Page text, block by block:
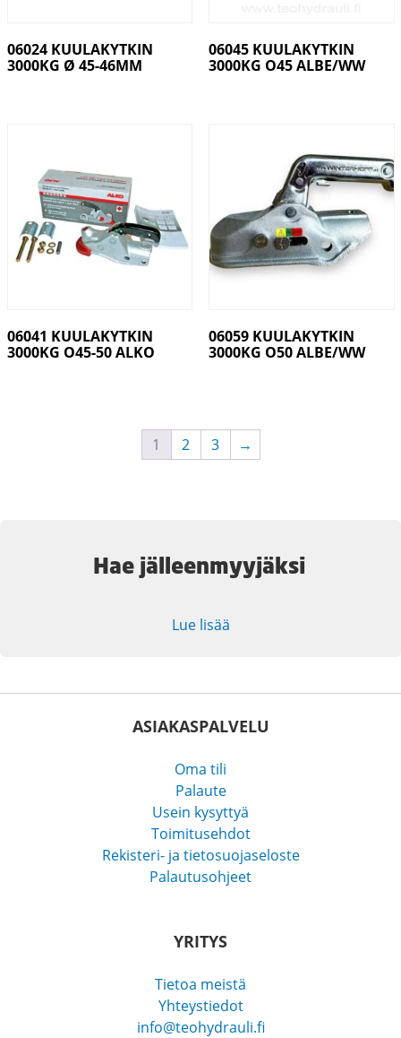
06024 KUULAKYTKIN
3000KG Ø 45-46MM
06045 KUULAKYTKIN
3000KG O45 ALBE/WW
06041 KUULAKYTKIN
3000KG O45-50 ALKO
06059 KUULAKYTKIN
3000KG O50 ALBE/WW
1 2 3 →
Hae jälleenmyyjäksi
Lue lisää
ASIAKASPALVELU
Oma tili
Palaute
Usein kysyttyä
Toimitusehdot
Rekisteri- ja tietosuojaseloste
Palautusohjeet
YRITYS
Tietoa meistä
Yhteystiedot
info@teohydrauli.fi